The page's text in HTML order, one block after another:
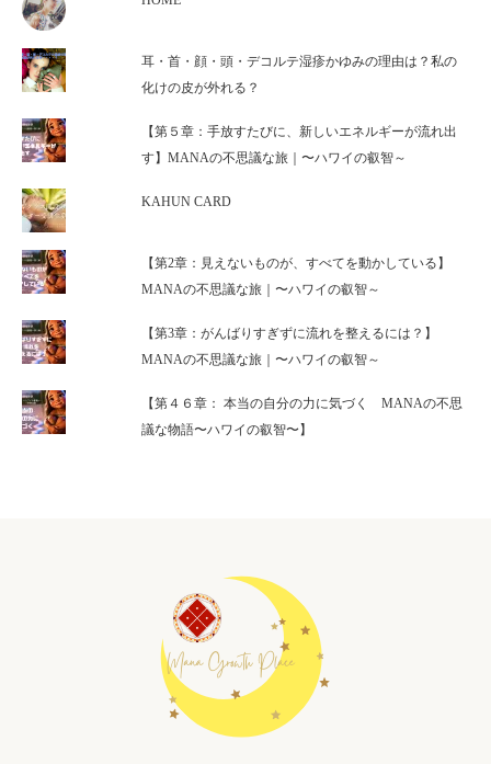
耳・首・顔・頭・デコルテ湿疹かゆみの理由は？私の
化けの皮が外れる？
【第５章：手放すたびに、新しいエネルギーが流れ出
す】MANAの不思議な旅｜〜ハワイの叡智～
KAHUN CARD
【第2章：見えないものが、すべてを動かしている】
MANAの不思議な旅｜〜ハワイの叡智～
【第3章：がんばりすぎずに流れを整えるには？】
MANAの不思議な旅｜〜ハワイの叡智～
【第４６章： 本当の自分の力に気づく MANAの不思
議な物語〜ハワイの叡智〜】